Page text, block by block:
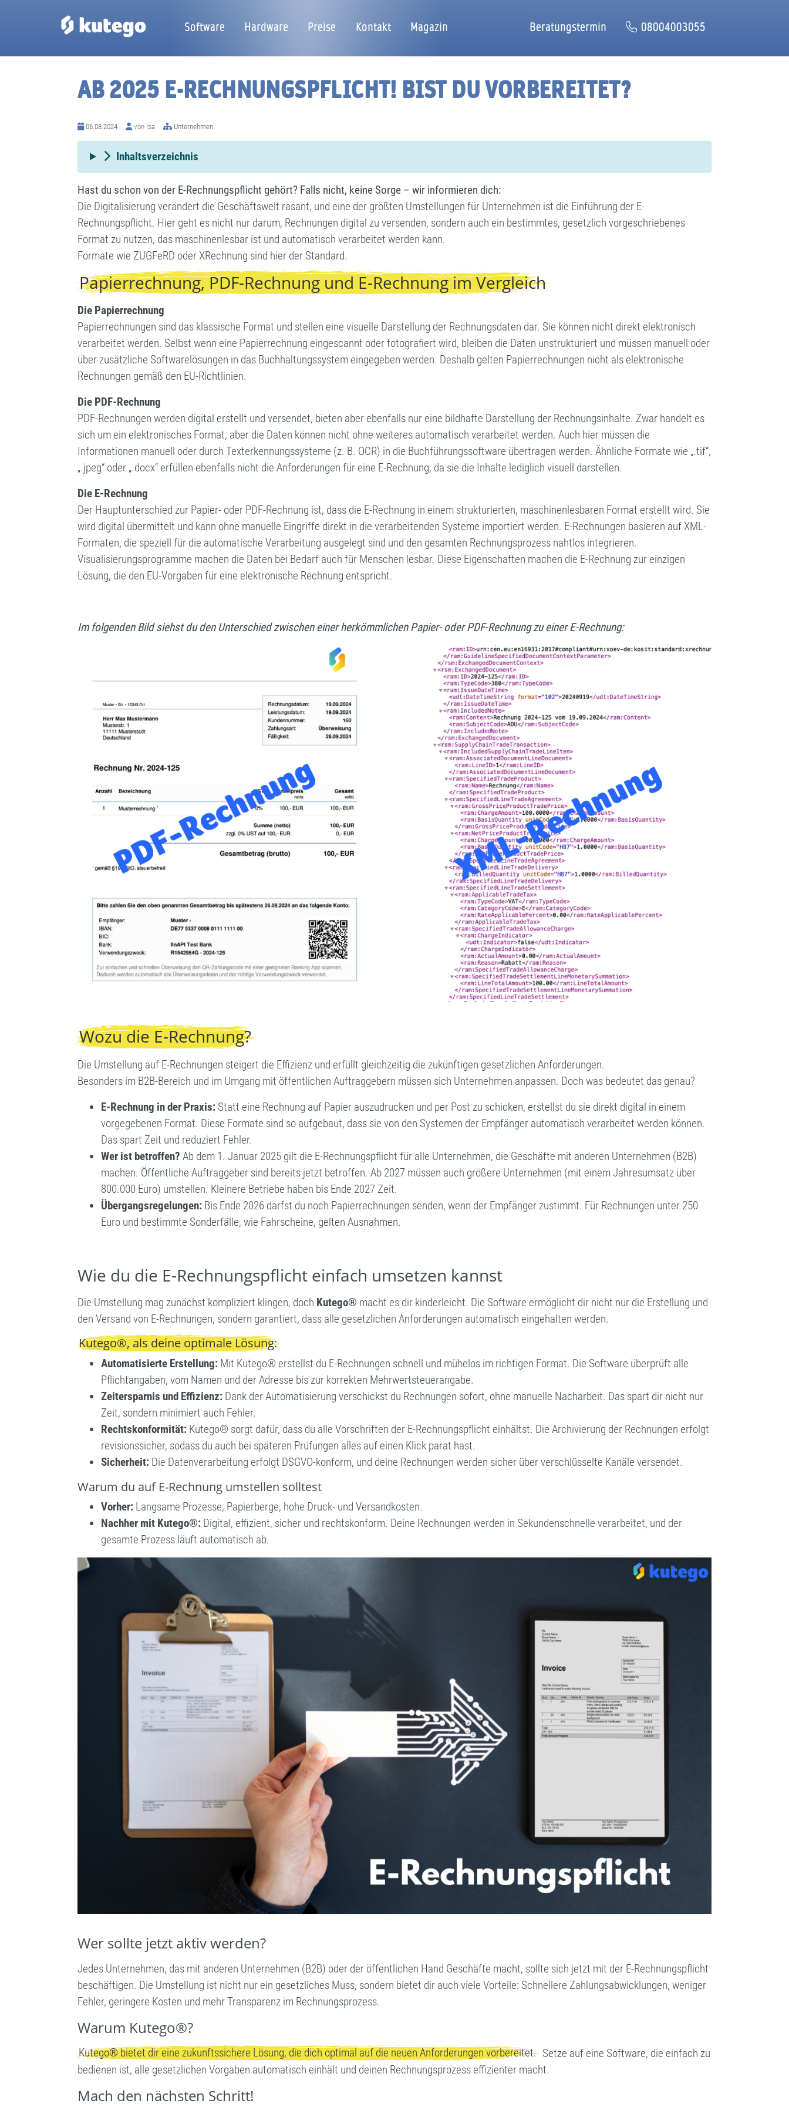
Software Hardware Preise Kontakt Magazin Beratungstermin 08004003055
AB 2025 E-RECHNUNGSPFLICHT! BIST DU VORBEREITET?
06.08.2024 von Isa Unternehmen
Inhaltsverzeichnis
Hast du schon von der E-Rechnungspflicht gehört? Falls nicht, keine Sorge – wir informieren dich:
Die Digitalisierung verändert die Geschäftswelt rasant, und eine der größten Umstellungen für Unternehmen ist die Einführung der E-
Rechnungspflicht. Hier geht es nicht nur darum, Rechnungen digital zu versenden, sondern auch ein bestimmtes, gesetzlich vorgeschriebenes
Format zu nutzen, das maschinenlesbar ist und automatisch verarbeitet werden kann.
Formate wie ZUGFeRD oder XRechnung sind hier der Standard.
Papierrechnung, PDF-Rechnung und E-Rechnung im Vergleich
Die Papierrechnung
Papierrechnungen sind das klassische Format und stellen eine visuelle Darstellung der Rechnungsdaten dar. Sie können nicht direkt elektronisch
verarbeitet werden. Selbst wenn eine Papierrechnung eingescannt oder fotografiert wird, bleiben die Daten unstrukturiert und müssen manuell oder
über zusätzliche Softwarelösungen in das Buchhaltungssystem eingegeben werden. Deshalb gelten Papierrechnungen nicht als elektronische
Rechnungen gemäß den EU-Richtlinien.
Die PDF-Rechnung
PDF-Rechnungen werden digital erstellt und versendet, bieten aber ebenfalls nur eine bildhafte Darstellung der Rechnungsinhalte. Zwar handelt es
sich um ein elektronisches Format, aber die Daten können nicht ohne weiteres automatisch verarbeitet werden. Auch hier müssen die
Informationen manuell oder durch Texterkennungssysteme (z. B. OCR) in die Buchführungssoftware übertragen werden. Ähnliche Formate wie „.tif“,
„.jpeg“ oder „.docx“ erfüllen ebenfalls nicht die Anforderungen für eine E-Rechnung, da sie die Inhalte lediglich visuell darstellen.
Die E-Rechnung
Der Hauptunterschied zur Papier- oder PDF-Rechnung ist, dass die E-Rechnung in einem strukturierten, maschinenlesbaren Format erstellt wird. Sie
wird digital übermittelt und kann ohne manuelle Eingriffe direkt in die verarbeitenden Systeme importiert werden. E-Rechnungen basieren auf XML-
Formaten, die speziell für die automatische Verarbeitung ausgelegt sind und den gesamten Rechnungsprozess nahtlos integrieren.
Visualisierungsprogramme machen die Daten bei Bedarf auch für Menschen lesbar. Diese Eigenschaften machen die E-Rechnung zur einzigen
Lösung, die den EU-Vorgaben für eine elektronische Rechnung entspricht.
Im folgenden Bild siehst du den Unterschied zwischen einer herkömmlichen Papier- oder PDF-Rechnung zu einer E-Rechnung:
Wozu die E-Rechnung?
Die Umstellung auf E-Rechnungen steigert die Effizienz und erfüllt gleichzeitig die zukünftigen gesetzlichen Anforderungen.
Besonders im B2B-Bereich und im Umgang mit öffentlichen Auftraggebern müssen sich Unternehmen anpassen. Doch was bedeutet das genau?
E-Rechnung in der Praxis: Statt eine Rechnung auf Papier auszudrucken und per Post zu schicken, erstellst du sie direkt digital in einem
vorgegebenen Format. Diese Formate sind so aufgebaut, dass sie von den Systemen der Empfänger automatisch verarbeitet werden können.
Das spart Zeit und reduziert Fehler.
Wer ist betroffen? Ab dem 1. Januar 2025 gilt die E-Rechnungspflicht für alle Unternehmen, die Geschäfte mit anderen Unternehmen (B2B)
machen. Öffentliche Auftraggeber sind bereits jetzt betroffen. Ab 2027 müssen auch größere Unternehmen (mit einem Jahresumsatz über
800.000 Euro) umstellen. Kleinere Betriebe haben bis Ende 2027 Zeit.
Übergangsregelungen: Bis Ende 2026 darfst du noch Papierrechnungen senden, wenn der Empfänger zustimmt. Für Rechnungen unter 250
Euro und bestimmte Sonderfälle, wie Fahrscheine, gelten Ausnahmen.
Wie du die E-Rechnungspflicht einfach umsetzen kannst
Die Umstellung mag zunächst kompliziert klingen, doch Kutego® macht es dir kinderleicht. Die Software ermöglicht dir nicht nur die Erstellung und
den Versand von E-Rechnungen, sondern garantiert, dass alle gesetzlichen Anforderungen automatisch eingehalten werden.
Kutego®, als deine optimale Lösung:
Automatisierte Erstellung: Mit Kutego® erstellst du E-Rechnungen schnell und mühelos im richtigen Format. Die Software überprüft alle
Pflichtangaben, vom Namen und der Adresse bis zur korrekten Mehrwertsteuerangabe.
Zeitersparnis und Effizienz: Dank der Automatisierung verschickst du Rechnungen sofort, ohne manuelle Nacharbeit. Das spart dir nicht nur
Zeit, sondern minimiert auch Fehler.
Rechtskonformität: Kutego® sorgt dafür, dass du alle Vorschriften der E-Rechnungspflicht einhältst. Die Archivierung der Rechnungen erfolgt
revisionssicher, sodass du auch bei späteren Prüfungen alles auf einen Klick parat hast.
Sicherheit: Die Datenverarbeitung erfolgt DSGVO-konform, und deine Rechnungen werden sicher über verschlüsselte Kanäle versendet.
Warum du auf E-Rechnung umstellen solltest
Vorher: Langsame Prozesse, Papierberge, hohe Druck- und Versandkosten.
Nachher mit Kutego®: Digital, effizient, sicher und rechtskonform. Deine Rechnungen werden in Sekundenschnelle verarbeitet, und der
gesamte Prozess läuft automatisch ab.
Wer sollte jetzt aktiv werden?
Jedes Unternehmen, das mit anderen Unternehmen (B2B) oder der öffentlichen Hand Geschäfte macht, sollte sich jetzt mit der E-Rechnungspflicht
beschäftigen. Die Umstellung ist nicht nur ein gesetzliches Muss, sondern bietet dir auch viele Vorteile: Schnellere Zahlungsabwicklungen, weniger
Fehler, geringere Kosten und mehr Transparenz im Rechnungsprozess.
Warum Kutego®?
Kutego® bietet dir eine zukunftssichere Lösung, die dich optimal auf die neuen Anforderungen vorbereitet. Setze auf eine Software, die einfach zu
bedienen ist, alle gesetzlichen Vorgaben automatisch einhält und deinen Rechnungsprozess effizienter macht.
Mach den nächsten Schritt!